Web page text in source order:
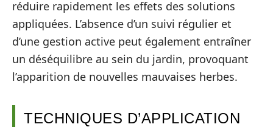
réduire rapidement les effets des solutions
appliquées. L’absence d’un suivi régulier et
d’une gestion active peut également entraîner
un déséquilibre au sein du jardin, provoquant
l’apparition de nouvelles mauvaises herbes.
TECHNIQUES D’APPLICATION